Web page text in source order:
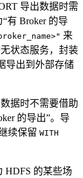
导出数据时需
有 Broker 的导
来
状态服务，封装
导出到外部存储
据时不需要借助
的导出”。导
续保留 WITH
HDFS 的某些场